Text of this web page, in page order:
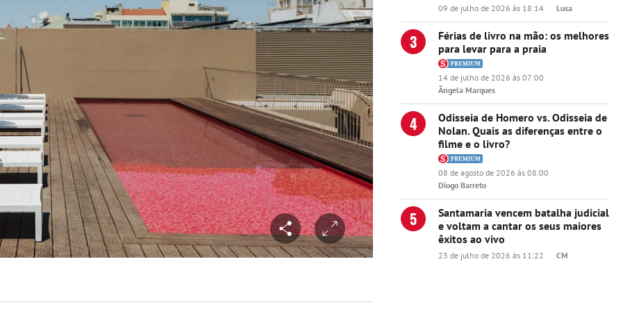
09 de julho de 2026 às 18:14 Lusa
3
Férias de livro na mão: os melhores
para levar para a praia
14 de julho de 2026 às 07:00
Ângela Marques
4
Odisseia de Homero vs. Odisseia de
Nolan. Quais as diferenças entre o
filme e o livro?
08 de agosto de 2026 às 08:00
Diogo Barreto
5
Santamaria vencem batalha judicial
e voltam a cantar os seus maiores
êxitos ao vivo
23 de julho de 2026 às 11:22 CM